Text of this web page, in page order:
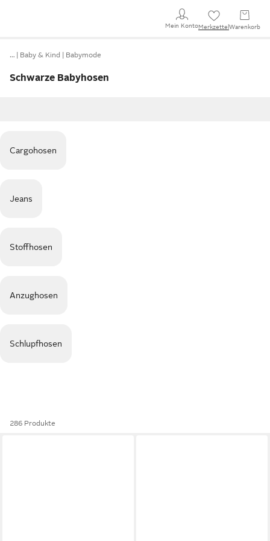
Mein KontoMerkzettel Warenkorb
… Baby & Kind Babymode
Schwarze Babyhosen
Cargohosen
Jeans
Stoffhosen
Anzughosen
Schlupfhosen
286 Produkte